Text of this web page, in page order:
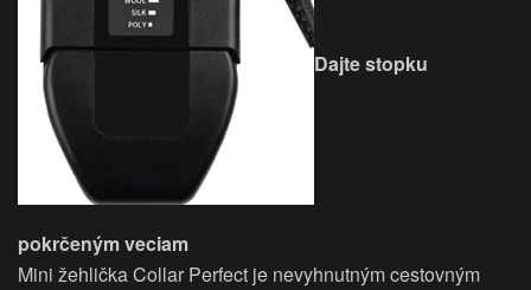
Dajte stopku
pokrčeným veciam
Mini žehlička Collar Perfect je nevyhnutným cestovným